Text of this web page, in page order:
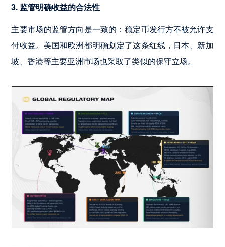
3. 监管明确收益的合法性
主要市场的监管方向是一致的：稳定币发行方不被允许支
付收益。美国和欧洲都明确划定了这条红线，日本、新加
坡、香港等主要亚洲市场也采取了类似的保守立场。